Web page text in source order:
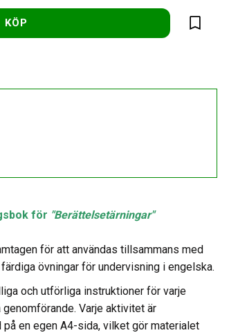
KÖP
Lägg till
för "Berättelsetärningar"
för att användas tillsammans med
övningar för undervisning i engelska.
och utförliga instruktioner för varje
Varje aktivitet är
en egen A4-sida, vilket gör materialet